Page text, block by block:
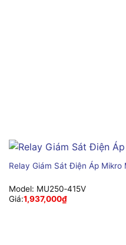
Relay Giám Sát Điện Áp Mikro
Model: MU250‑415V
Giá:1,937,000₫